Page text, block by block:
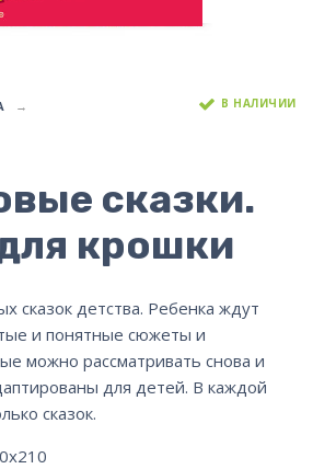
В НАЛИЧИИ
сказки.
крошки
сказок детства. Ребенка ждут
и понятные сюжеты и
можно рассматривать снова и
для детей. В каждой
сказок.